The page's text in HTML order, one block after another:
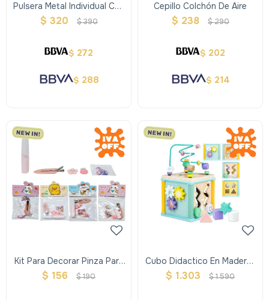
Pulsera Metal Individual Con
Dijes
$ 320 $390
$ 272
$ 288
Cepillo Colchón De Aire
$ 238 $290
$ 202
$ 214
Kit Para Decorar Pinza Para
El Cabello Diy
$ 156 $190
Cubo Didactico En Madera-
5 En 1
$ 1.303 $1.590